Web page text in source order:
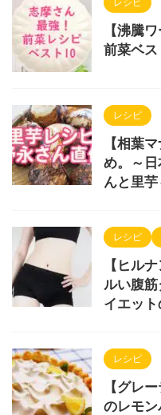
【沸騰
前菜ベス
レシピ
【相葉
め。～日
んと里芋
レシピ
【ヒル
ルい腹
イエット
レシピ
【グレ
のレモン